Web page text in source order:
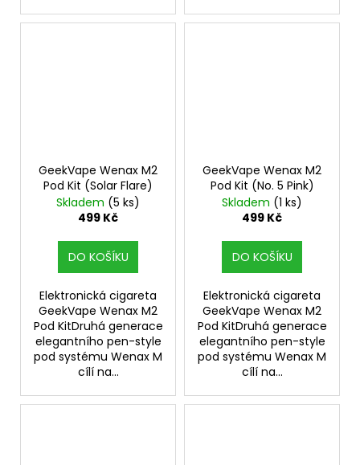
GeekVape Wenax M2
Pod Kit (Solar Flare)
Skladem (5 ks)
499 Kč
DO KOŠÍKU
Elektronická cigareta
GeekVape Wenax M2
Pod KitDruhá generace
elegantního pen-style
pod systému Wenax M
cílí na...
GeekVape Wenax M2
Pod Kit (No. 5 Pink)
Skladem (1 ks)
499 Kč
DO KOŠÍKU
Elektronická cigareta
GeekVape Wenax M2
Pod KitDruhá generace
elegantního pen-style
pod systému Wenax M
cílí na...